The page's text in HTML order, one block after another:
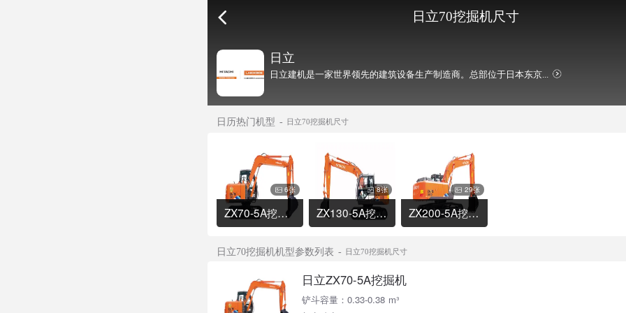
日立70挖掘机尺寸
日立
日立建机是一家世界领先的建筑设备生产制造商。总部位于日本东京...
日历热门机型 日立70挖掘机尺寸
6张
ZX70-5A挖掘机
8张
ZX130-5A挖掘机
29张
ZX200-5A挖掘机
日立70挖掘机机型参数列表 日立70挖掘机尺寸
日立ZX70-5A挖掘机
铲斗容量：0.33-0.38 m³